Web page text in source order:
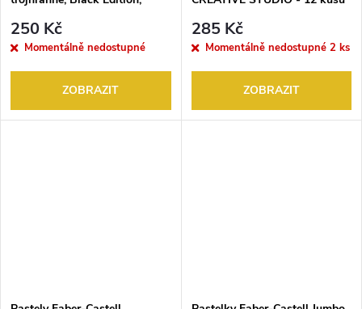
250 Kč
Momentálně nedostupné
ZOBRAZIT
285 Kč
Momentálně nedostupné 2 ks
ZOBRAZIT